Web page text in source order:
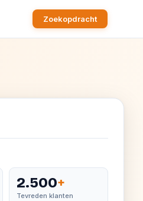
Zoekopdracht
2.500+
Tevreden klanten